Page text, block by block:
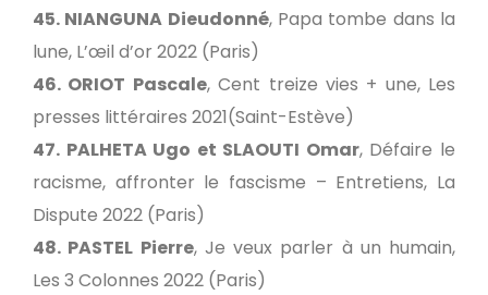
45. NIANGUNA Dieudonné, Papa tombe dans la
lune, L’œil d’or 2022 (Paris)
46. ORIOT Pascale, Cent treize vies + une, Les
presses littéraires 2021(Saint-Estève)
47. PALHETA Ugo et SLAOUTI Omar, Défaire le
racisme, affronter le fascisme – Entretiens, La
Dispute 2022 (Paris)
48. PASTEL Pierre, Je veux parler à un humain,
Les 3 Colonnes 2022 (Paris)